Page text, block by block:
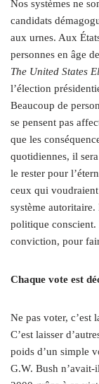
Nos systèmes ne
candidats
aux urnes. Aux
personnes en âge
The United States
l’élection
Beaucoup de
se pensent pas
que les
quotidiennes, il
le rester pour
ceux qui
système
politique conscient.
conviction, pour
Chaque vote est
Ne pas voter, c’est
C’est laisser
poids d’un simple
G.W. Bush n’avait-